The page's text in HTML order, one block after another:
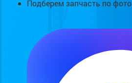
Подберем запчасть по фото